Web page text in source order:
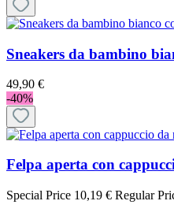
Sneakers da bambino
49,90 €
-40%
Felpa aperta con
Special Price 10,19 € Regular